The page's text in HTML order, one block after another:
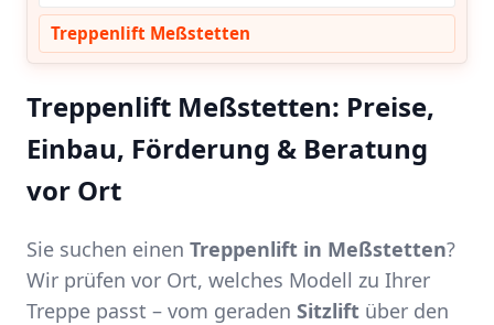
Treppenlift Meßstetten
Treppenlift Meßstetten: Preise,
Einbau, Förderung & Beratung
vor Ort
Sie suchen einen Treppenlift in Meßstetten?
Wir prüfen vor Ort, welches Modell zu Ihrer
Treppe passt – vom geraden Sitzlift über den